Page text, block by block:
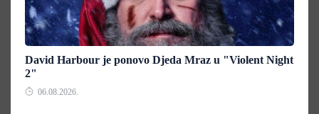
David Harbour je ponovo Djeda Mraz u "Violent Night
2"
06.08.2026.